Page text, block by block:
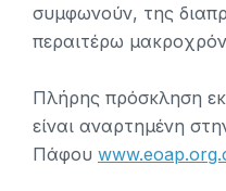
συμφωνούν, της
περαιτέρω
Πλήρης πρόσκληση
είναι αναρτημένη
Πάφου